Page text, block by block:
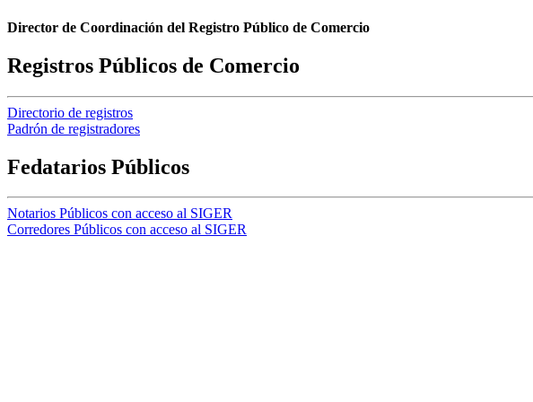
Director de Coordinación del Registro Público de Comercio
Registros Públicos de Comercio
Directorio de registros
Padrón de registradores
Fedatarios Públicos
Notarios Públicos con acceso al SIGER
Corredores Públicos con acceso al SIGER